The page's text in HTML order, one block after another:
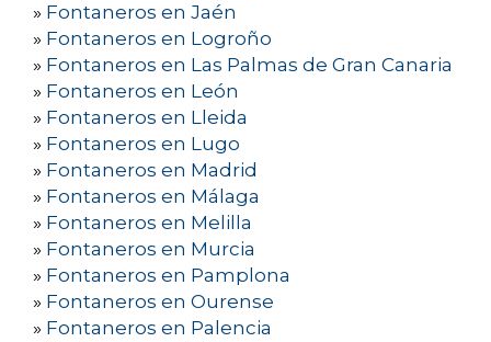
» Fontaneros en Jaén
» Fontaneros en Logroño
» Fontaneros en Las Palmas de Gran Canaria
» Fontaneros en León
» Fontaneros en Lleida
» Fontaneros en Lugo
» Fontaneros en Madrid
» Fontaneros en Málaga
» Fontaneros en Melilla
» Fontaneros en Murcia
» Fontaneros en Pamplona
» Fontaneros en Ourense
» Fontaneros en Palencia